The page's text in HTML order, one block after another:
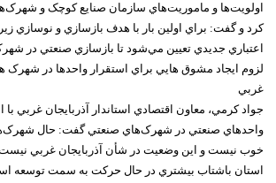
اولويت‌ها و ماموريت‌هاي سازمان صنايع کوچک و
کرد و گفت: براي اولين بار با هدف بازسازي و نوسازي
اعتباري جديدي تعيين مي‌شود تا بازسازي صنعتي در
لزوم ايجاد مشوق هايي براي استقرار واحدها در شهرک
غربي
جواد کرمي، معاون اقتصادي استاندار آذربايجان غربي
واحدهاي صنعتي در شهرک‌هاي صنعتي گفت: حال
خوب نيست و اين وضعيت در شأن آذربايجان غربي نيست.
استان باشتاب بيشتري در حال حرکت به سمت توسعه